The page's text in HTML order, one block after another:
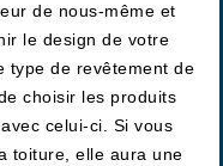
de nous-même et
le design de votre
type de revêtement de
choisir les produits
celui-ci. Si vous
toiture, elle aura une